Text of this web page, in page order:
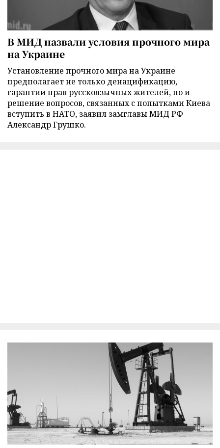
В МИД назвали условия прочного мира
на Украине
Установление прочного мира на Украине
предполагает не только денацификацию,
гарантии прав русскоязычных жителей, но и
решение вопросов, связанных с попытками Киева
вступить в НАТО, заявил замглавы МИД РФ
Александр Грушко.